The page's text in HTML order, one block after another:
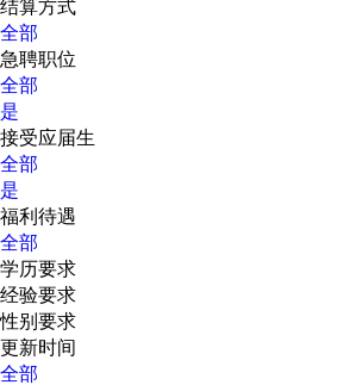
结算方式
全部
急聘职位
全部
是
接受应届生
全部
是
福利待遇
全部
学历要求
经验要求
性别要求
更新时间
全部